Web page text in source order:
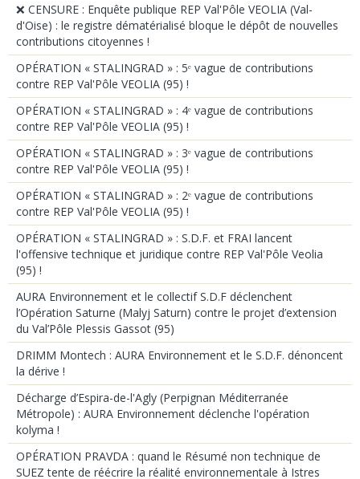
❌ CENSURE : Enquête publique REP Val'Pôle VEOLIA (Val-
d'Oise) : le registre dématérialisé bloque le dépôt de nouvelles
contributions citoyennes !
OPÉRATION « STALINGRAD » : 5ᵉ vague de contributions
contre REP Val'Pôle VEOLIA (95) !
OPÉRATION « STALINGRAD » : 4ᵉ vague de contributions
contre REP Val'Pôle VEOLIA (95) !
OPÉRATION « STALINGRAD » : 3ᵉ vague de contributions
contre REP Val'Pôle VEOLIA (95) !
OPÉRATION « STALINGRAD » : 2ᵉ vague de contributions
contre REP Val'Pôle VEOLIA (95) !
OPÉRATION « STALINGRAD » : S.D.F. et FRAI lancent
l'offensive technique et juridique contre REP Val'Pôle Veolia
(95) !
AURA Environnement et le collectif S.D.F déclenchent
l’Opération Saturne (Malyj Saturn) contre le projet d’extension
du Val’Pôle Plessis Gassot (95)
DRIMM Montech : AURA Environnement et le S.D.F. dénoncent
la dérive !
Décharge d’Espira-de-l'Agly (Perpignan Méditerranée
Métropole) : AURA Environnement déclenche l'opération
kolyma !
OPÉRATION PRAVDA : quand le Résumé non technique de
SUEZ tente de réécrire la réalité environnementale à Istres